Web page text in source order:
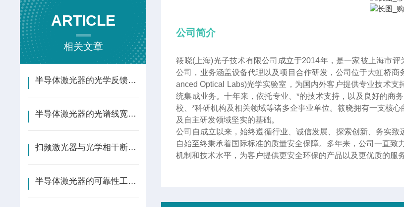
ARTICLE
相关文章
半导体激光器的光学反馈效应与抗反射设计
半导体激光器的光谱线宽与相干性：原理、测量与应用
扫频激光器与光学相干断层扫描成像技术-OCT成像技术
半导体激光器的可靠性工程与寿命预测
公司简介
筱晓(上海)光子技术有限公司成立于2014年， 是一家被上海市评
公司，业务涵盖设备代理以及项目合作研发，公司位于大虹桥
anced Optical Labs)光学实验室，为国内外客户提供专业技术
统集成业务。十年来，依托专业、*的技术支持，以及良好的商
校、*科研机构及相关领域等诸多企事业单位。筱晓拥有一支核
及自主研发领域坚实的基础。
公司自成立以来，始终遵循行业、诚信发展、探索创新、务实
自始至终秉承着国际标准的质量安全保障。多年来，公司一直
机制和技术水平，为客户提供更安全环保的产品以及更优质的服务